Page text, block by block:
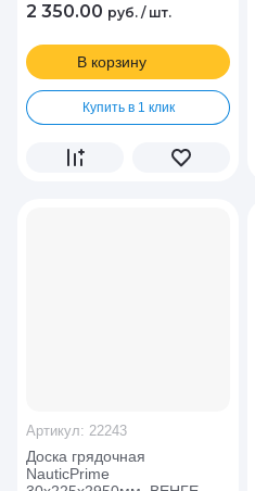
2 350.00 руб. /шт.
В корзину
Купить в 1 клик
Доска грядочная
NauticPrime
Артикул: 22243